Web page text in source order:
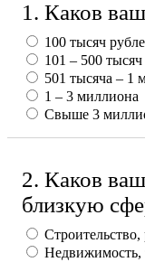
1. Каков
100 тысяч
101 – 500 тысяч
501 тысяча – 1
1 – 3 миллиона
Свыше 3
2. Каков
близкую
Недвижимость,